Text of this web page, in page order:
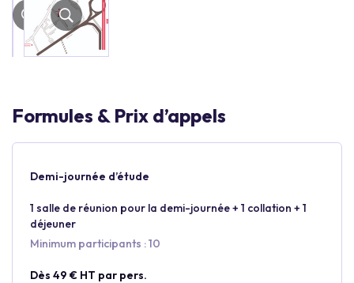
Formules & Prix d’appels
Demi-journée d’étude
1 salle de réunion pour la demi-journée + 1 collation + 1
déjeuner
Minimum participants : 10
Dès 49 € HT par pers.